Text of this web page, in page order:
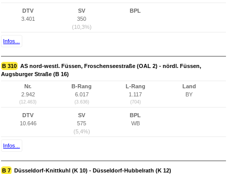
DTV
3.401
SV
350
(10,3%)
BPL
Infos...
B 310 AS nord-westl. Füssen, Froschenseestraße (OAL 2) - nördl. Füssen,
Augsburger Straße (B 16)
Nr.
2.942
(12.463)
B-Rang
6.017
(3.636)
L-Rang
1.117
(704)
Land
BY
DTV
10.646
SV
575
(5,4%)
BPL
WB
Infos...
B 7 Düsseldorf-Knittkuhl (K 10) - Düsseldorf-Hubbelrath (K 12)